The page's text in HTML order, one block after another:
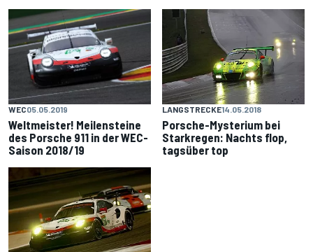
WEC05.05.2019
Weltmeister! Meilensteine
des Porsche 911 in der WEC-
Saison 2018/19
LANGSTRECKE14.05.2018
Porsche-Mysterium bei
Starkregen: Nachts flop,
tagsüber top